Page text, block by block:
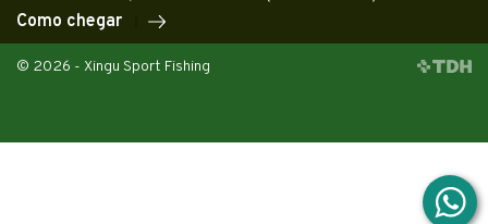
Como chegar
© 2026 - Xingu Sport Fishing